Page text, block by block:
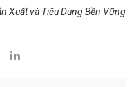
Xuất và Tiêu Dùng Bền Vững